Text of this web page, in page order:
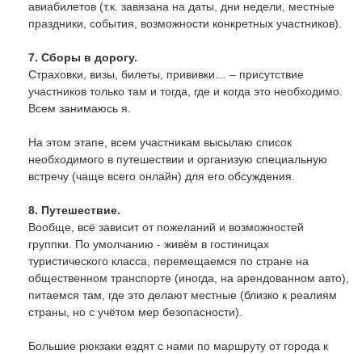
авиабилетов (т.к. завязана на даты, дни недели, местные
праздники, события, возможности конкретных участников).
7. Сборы в дорогу.
Страховки, визы, билеты, прививки… – присутствие
участников только там и тогда, где и когда это необходимо.
Всем занимаюсь я.
На этом этапе, всем участникам высылаю список
необходимого в путешествии и организую специальную
встречу (чаще всего онлайн) для его обсуждения.
8. Путешествие.
Вообще, всё зависит от пожеланий и возможностей
группки. По умолчанию - живём в гостиницах
туристического класса, перемещаемся по стране на
общественном транспорте (иногда, на арендованном авто),
питаемся там, где это делают местные (близко к реалиям
страны, но с учётом мер безопасности).
Большие рюкзаки ездят с нами по маршруту от города к